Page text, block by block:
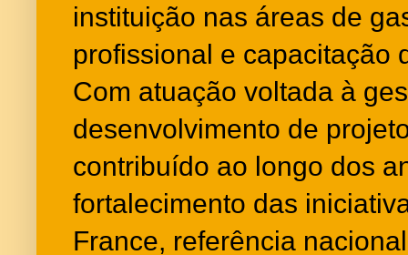
instituição nas áreas de
profissional e capacitação
Com atuação voltada à
desenvolvimento de
contribuído ao longo dos
fortalecimento das
France, referência